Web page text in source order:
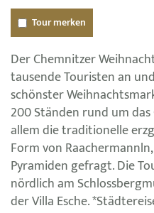
Tour merken
Der Chemnitzer
tausende Touristen an
schönster
200 Ständen rund um
allem die traditionelle
Form von
Pyramiden gefragt. Die
nördlich am
der Villa Esche.